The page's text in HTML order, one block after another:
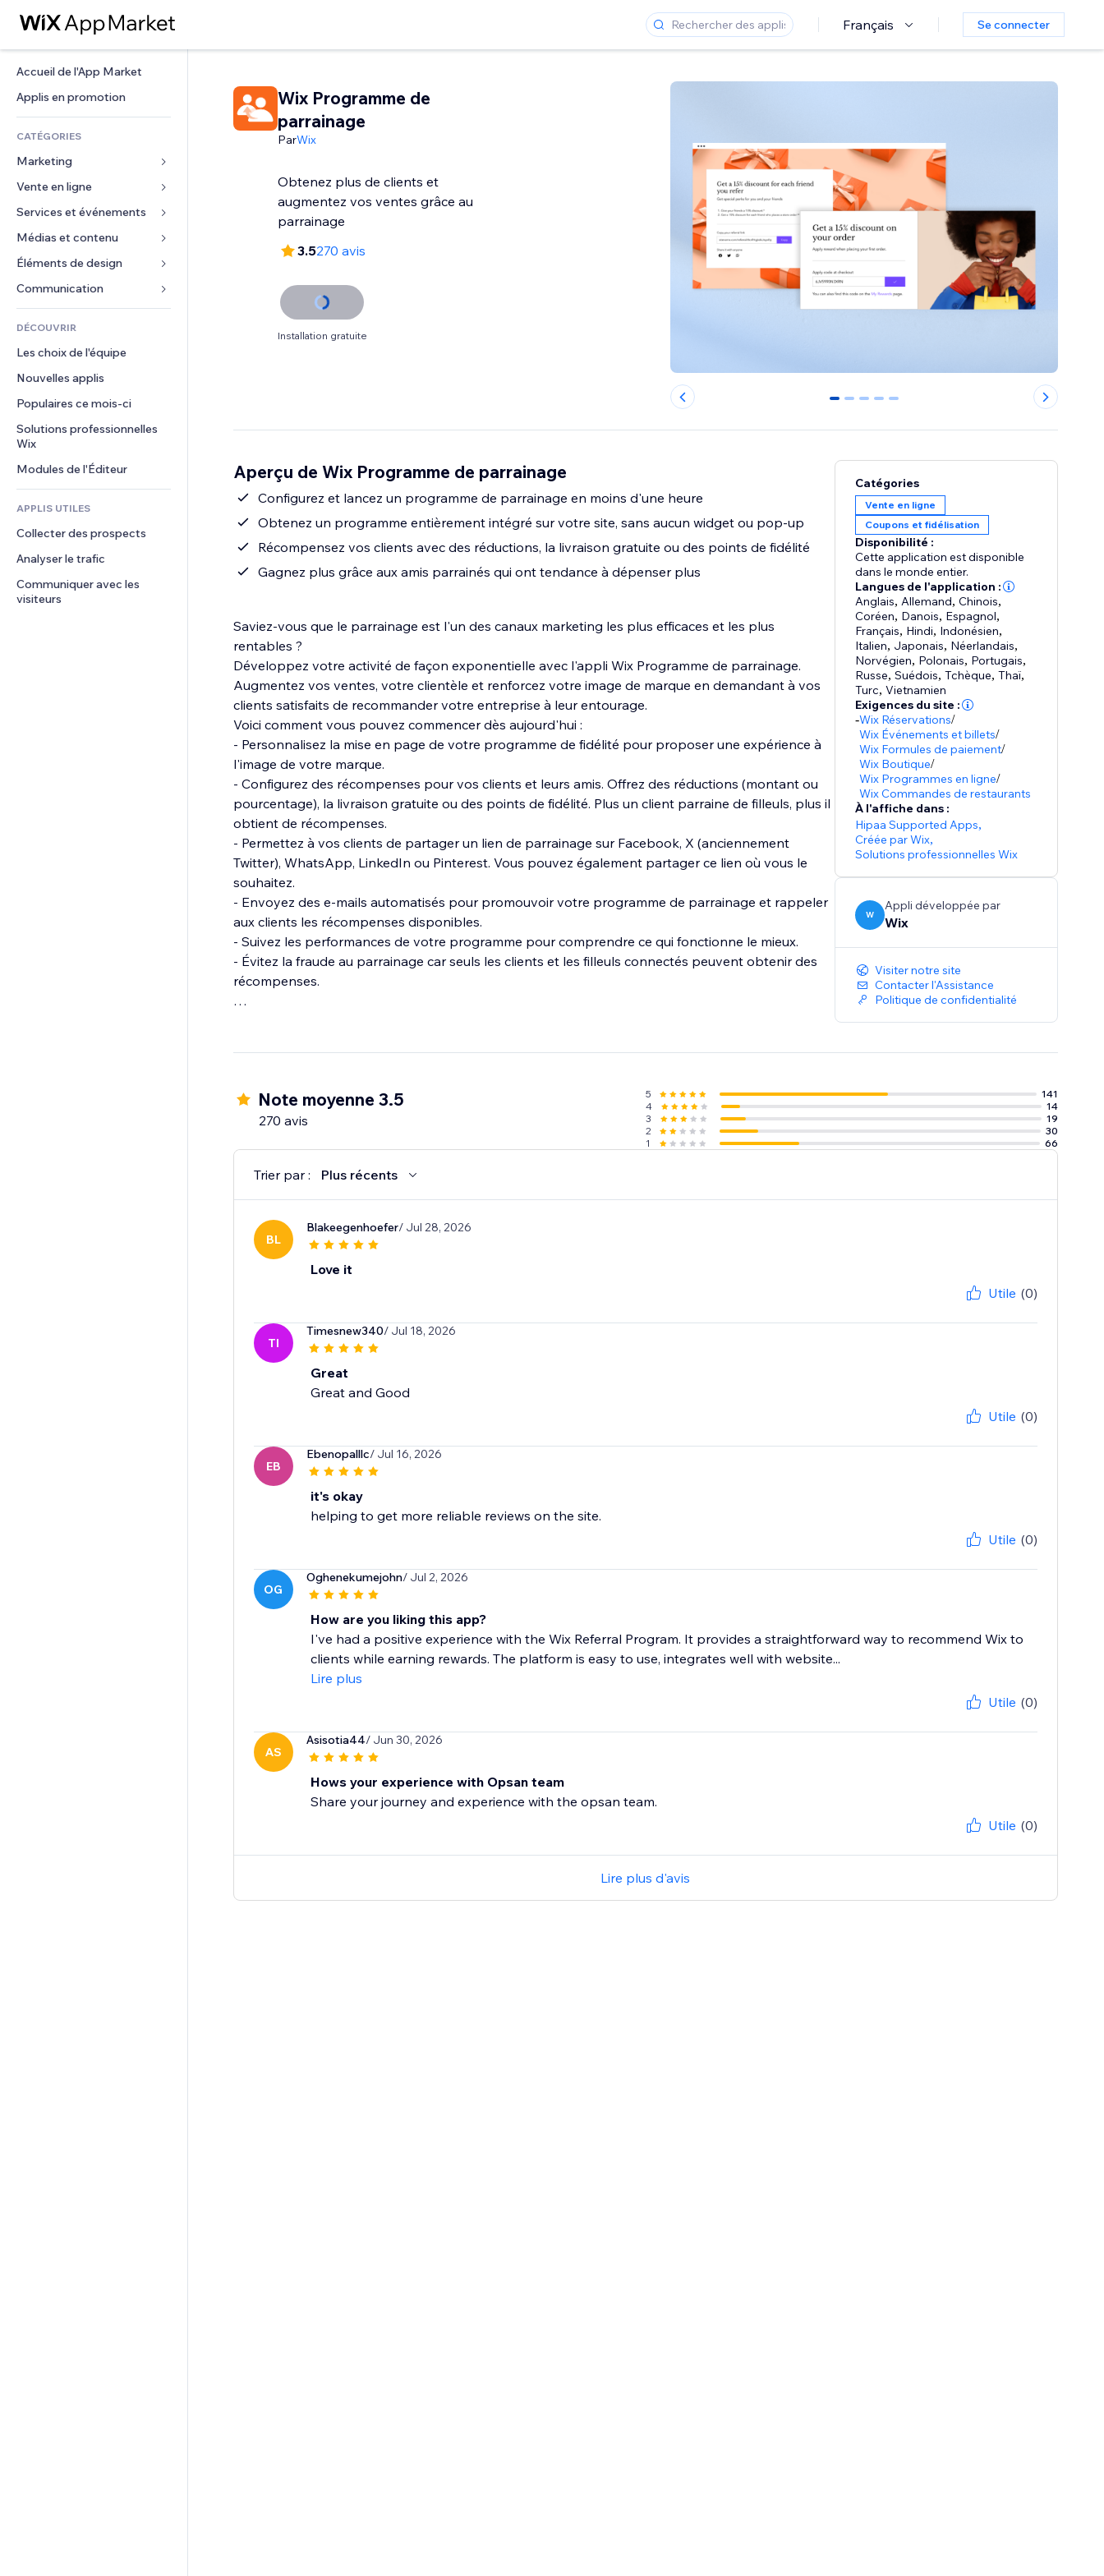
Français Se connecter
Accueil de l'App Market
Applis en promotion
CATÉGORIES
Marketing
Publicités
Mobile
Données analytiques
Réseaux sociaux
Classement de sites
E-mail
Vente en ligne
Applis pour les boutiques
Expédition et livraison
Boutons Vente
Comptabilité
Coupons et fidélisation
Solutions d'entreposage
Financement participatif
Alimentation et boissons
Services et événements
Hôtels
Événements
Restaurants
Immobilier
Réservations
Médias et contenu
Galerie
Musique
Podcasts
Photographie
Vidéo
PDF
Partage de fichiers
Actualités
Services de contenu
Effets de texte
Éléments de design
Cartes et navigation
Confidentialité
Horloge
Modèles de pages
Effets sur images
Boutons et menus
Bannières et badges
Calculateurs
Rechercher
Formulaires
Sondages
Chat
Commentaires
Téléphone
Communauté
Avis et commentaires
DÉCOUVRIR
Les choix de l'équipe
Nouvelles applis
Populaires ce mois‑ci
Solutions professionnelles
Wix
Modules de l'Éditeur
APPLIS UTILES
Collecter des prospects
Analyser le trafic
Communiquer avec les
visiteurs
Wix Programme de
parrainage
ParWix
Obtenez plus de clients et
augmentez vos ventes grâce au
parrainage
3.5270 avis
Installation gratuite
0 1 2 3 4
Aperçu de Wix Programme de parrainage
Configurez et lancez un programme de parrainage en moins d'une heure
Obtenez un programme entièrement intégré sur votre site, sans aucun widget ou pop-up
Récompensez vos clients avec des réductions, la livraison gratuite ou des points de fidélité
Gagnez plus grâce aux amis parrainés qui ont tendance à dépenser plus
Saviez-vous que le parrainage est l'un des canaux marketing les plus efficaces et les plus
rentables ?
Développez votre activité de façon exponentielle avec l'appli Wix Programme de parrainage.
Augmentez vos ventes, votre clientèle et renforcez votre image de marque en demandant à vos
clients satisfaits de recommander votre entreprise à leur entourage.
Voici comment vous pouvez commencer dès aujourd'hui :
- Personnalisez la mise en page de votre programme de fidélité pour proposer une expérience à
l'image de votre marque.
- Configurez des récompenses pour vos clients et leurs amis. Offrez des réductions (montant ou
pourcentage), la livraison gratuite ou des points de fidélité. Plus un client parraine de filleuls, plus il
obtient de récompenses.
- Permettez à vos clients de partager un lien de parrainage sur Facebook, X (anciennement
Twitter), WhatsApp, LinkedIn ou Pinterest. Vous pouvez également partager ce lien où vous le
souhaitez.
- Envoyez des e-mails automatisés pour promouvoir votre programme de parrainage et rappeler
aux clients les récompenses disponibles.
- Suivez les performances de votre programme pour comprendre ce qui fonctionne le mieux.
- Évitez la fraude au parrainage car seuls les clients et les filleuls connectés peuvent obtenir des
récompenses.
Catégories
Vente en ligne
Coupons et fidélisation
Disponibilité :
Cette application est disponible
dans le monde entier.
Langues de l'application :
Anglais, Allemand,Chinois,
Coréen, Danois, Espagnol,
Français, Hindi, Indonésien,
Italien, Japonais, Néerlandais,
Norvégien, Polonais, Portugais,
Russe,Suédois,Tchèque,Thaï,
Turc,Vietnamien
Exigences du site :
-Wix Réservations/
Wix Événements et billets/
Wix Formules de paiement/
Wix Boutique/
Wix Programmes en ligne/
Wix Commandes de restaurants
À l'affiche dans :
Hipaa Supported Apps,
Créée par Wix,
Solutions professionnelles Wix
W
Appli développée par
Wix
Visiter notre site
Contacter l'Assistance
Politique de confidentialité
Note moyenne 3.5
270 avis
5
141
4
14
3
19
2
30
1
66
Trier par : Plus récents
BL
Blakeegenhoefer/ Jul 28, 2026
Love it
Utile (0)
TI
Timesnew340/ Jul 18, 2026
Great
Great and Good
Utile (0)
EB
Ebenopalllc/ Jul 16, 2026
it's okay
helping to get more reliable reviews on the site.
Utile (0)
OG
Oghenekumejohn/ Jul 2, 2026
How are you liking this app?
I've had a positive experience with the Wix Referral Program. It provides a straightforward way to recommend Wix to
clients while earning rewards. The platform is easy to use, integrates well with website...
Lire plus
Utile (0)
AS
Asisotia44/ Jun 30, 2026
Hows your experience with Opsan team
Share your journey and experience with the opsan team.
Utile (0)
Lire plus d'avis